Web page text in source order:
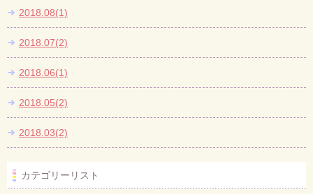
2018.08(1)
2018.07(2)
2018.06(1)
2018.05(2)
2018.03(2)
カテゴリーリスト